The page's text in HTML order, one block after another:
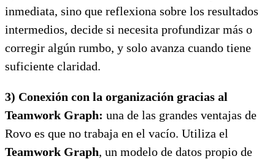
inmediata, sino que reflexiona sobre los resultados
intermedios, decide si necesita profundizar más o
corregir algún rumbo, y solo avanza cuando tiene
suficiente claridad.
3) Conexión con la organización gracias al
Teamwork Graph: una de las grandes ventajas de
Rovo es que no trabaja en el vacío. Utiliza el
Teamwork Graph, un modelo de datos propio de